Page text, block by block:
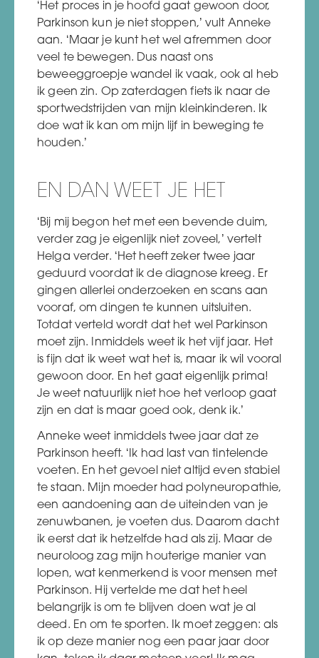
‘Het proces in je hoofd gaat gewoon door,
Parkinson kun je niet stoppen,’ vult Anneke
aan. ‘Maar je kunt het wel afremmen door
veel te bewegen. Dus naast ons
beweeggroepje wandel ik vaak, ook al heb
ik geen zin. Op zaterdagen fiets ik naar de
sportwedstrijden van mijn kleinkinderen. Ik
doe wat ik kan om mijn lijf in beweging te
houden.’
EN DAN WEET JE HET
‘Bij mij begon het met een bevende duim,
verder zag je eigenlijk niet zoveel,’ vertelt
Helga verder. ‘Het heeft zeker twee jaar
geduurd voordat ik de diagnose kreeg. Er
gingen allerlei onderzoeken en scans aan
vooraf, om dingen te kunnen uitsluiten.
Totdat verteld wordt dat het wel Parkinson
moet zijn. Inmiddels weet ik het vijf jaar. Het
is fijn dat ik weet wat het is, maar ik wil vooral
gewoon door. En het gaat eigenlijk prima!
Je weet natuurlijk niet hoe het verloop gaat
zijn en dat is maar goed ook, denk ik.’
Anneke weet inmiddels twee jaar dat ze
Parkinson heeft. ‘Ik had last van tintelende
voeten. En het gevoel niet altijd even stabiel
te staan. Mijn moeder had polyneuropathie,
een aandoening aan de uiteinden van je
zenuwbanen, je voeten dus. Daarom dacht
ik eerst dat ik hetzelfde had als zij. Maar de
neuroloog zag mijn houterige manier van
lopen, wat kenmerkend is voor mensen met
Parkinson. Hij vertelde me dat het heel
belangrijk is om te blijven doen wat je al
deed. En om te sporten. Ik moet zeggen: als
ik op deze manier nog een paar jaar door